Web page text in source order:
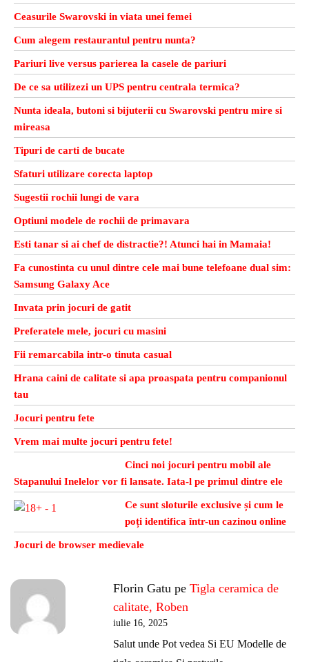
Ceasurile Swarovski in viata unei femei
Cum alegem restaurantul pentru nunta?
Pariuri live versus parierea la casele de pariuri
De ce sa utilizezi un UPS pentru centrala termica?
Nunta ideala, butoni si bijuterii cu Swarovski pentru mire si
mireasa
Tipuri de carti de bucate
Sfaturi utilizare corecta laptop
Sugestii rochii lungi de vara
Optiuni modele de rochii de primavara
Esti tanar si ai chef de distractie?! Atunci hai in Mamaia!
Fa cunostinta cu unul dintre cele mai bune telefoane dual sim:
Samsung Galaxy Ace
Invata prin jocuri de gatit
Preferatele mele, jocuri cu masini
Fii remarcabila intr-o tinuta casual
Hrana caini de calitate si apa proaspata pentru companionul
tau
Jocuri pentru fete
Vrem mai multe jocuri pentru fete!
Cinci noi jocuri pentru mobil ale
Stapanului Inelelor vor fi lansate. Iata-l pe primul dintre ele
Ce sunt sloturile exclusive și cum le
poți identifica într-un cazinou online
Jocuri de browser medievale
Florin Gatupe Tigla ceramica de
calitate, Roben
iulie 16, 2025
Salut unde Pot vedea Si EU Modelle de